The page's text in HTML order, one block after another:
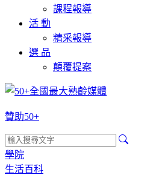
課程報導
活 動
精采報導
選 品
顛覆提案
贊助50+
學院
生活百科